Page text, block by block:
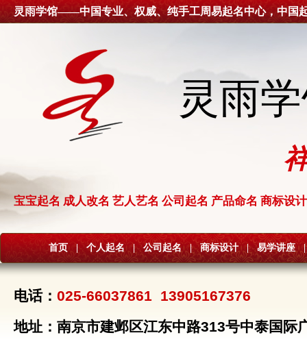
灵雨学馆——中国专业、权威、纯手工周易起名中心，中国
灵雨
宝宝起名 成人改名 艺人艺名 公司起名 产品命名 商标设计
首页 | 个人起名 | 公司起名 | 商标设计 | 易学讲座 |
电话： 025-66037861 13905167376
地址：南京市建邺区江东中路313号中泰国际